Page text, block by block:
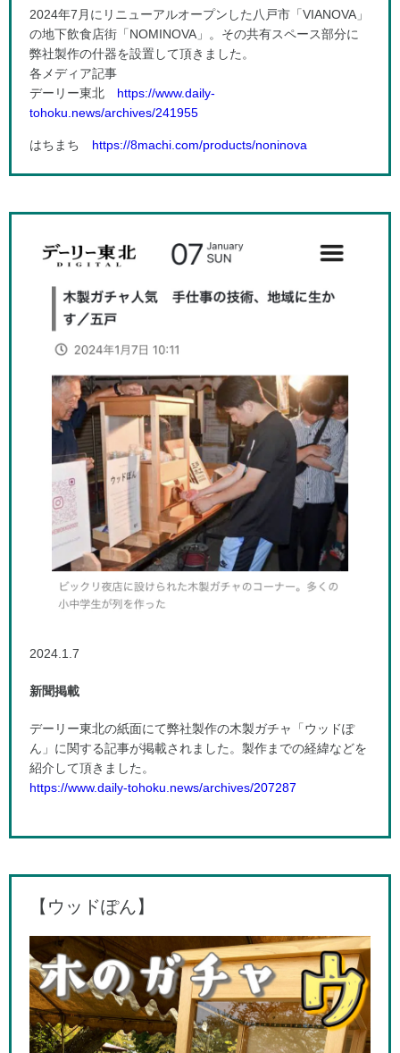
2024年7月にリニューアルオープンした八戸市「VIANOVA」
の地下飲食店街「NOMINOVA」。その共有スペース部分に
弊社製作の什器を設置して頂きました。
各メディア記事
デーリー東北 https://www.daily-
tohoku.news/archives/241955
はちまち https://8machi.com/products/noninova
2024.1.7
新聞掲載
デーリー東北の紙面にて弊社製作の木製ガチャ「ウッドぽ
ん」に関する記事が掲載されました。製作までの経緯などを
紹介して頂きました。
https://www.daily-tohoku.news/archives/207287
【ウッドぽん】